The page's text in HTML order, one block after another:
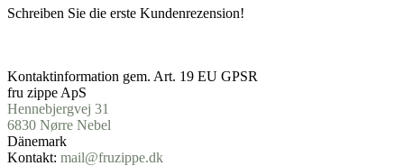
Schreiben Sie die erste Kundenrezension!
Kontaktinformation gem. Art. 19 EU GPSR
fru zippe ApS
Hennebjergvej 31
6830 Nørre Nebel
Dänemark
Kontakt: mail@fruzippe.dk